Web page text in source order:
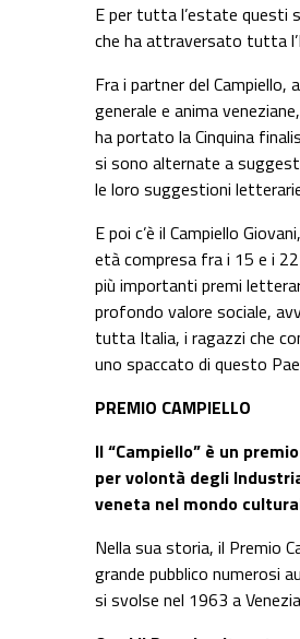
E per tutta l’estate questi
che ha attraversato tutta
Fra i partner del
generale e anima
ha portato la Cinquina
si sono alternate a
le loro suggestioni
E poi c’è il Campiello
età compresa fra i 15 e i
più importanti premi
profondo valore sociale,
tutta Italia, i ragazzi che
uno spaccato di questo
PREMIO CAMPIELLO
Il “Campiello” è un
per volontà degli
veneta nel mondo
Nella sua storia, il Premio
grande pubblico numerosi
si svolse nel 1963 a